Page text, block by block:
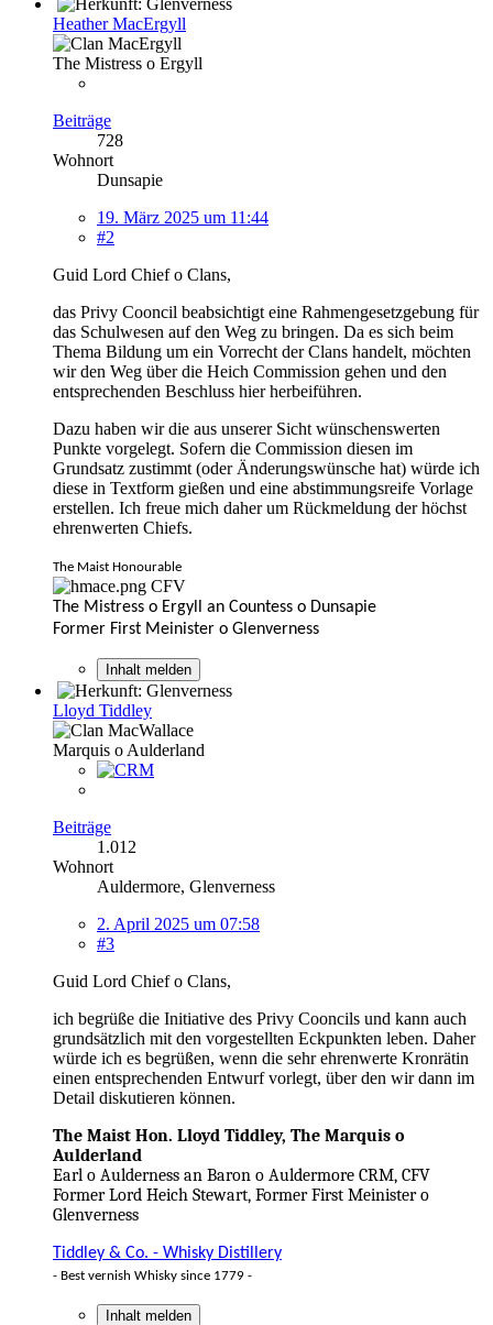
Heather MacErgyll
The Mistress o Ergyll
Beiträge
728
Wohnort
Dunsapie
19. März 2025 um 11:44
#2
Guid Lord Chief o Clans,
das Privy Cooncil beabsichtigt eine Rahmengesetzgebung für
das Schulwesen auf den Weg zu bringen. Da es sich beim
Thema Bildung um ein Vorrecht der Clans handelt, möchten
wir den Weg über die Heich Commission gehen und den
entsprechenden Beschluss hier herbeiführen.
Dazu haben wir die aus unserer Sicht wünschenswerten
Punkte vorgelegt. Sofern die Commission diesen im
Grundsatz zustimmt (oder Änderungswünsche hat) würde ich
diese in Textform gießen und eine abstimmungsreife Vorlage
erstellen. Ich freue mich daher um Rückmeldung der höchst
ehrenwerten Chiefs.
The Maist Honourable
CFV
The Mistress o Ergyll an Countess o Dunsapie
Former First Meinister o Glenverness
Inhalt melden
Lloyd Tiddley
Marquis o Aulderland
Beiträge
1.012
Wohnort
Auldermore, Glenverness
2. April 2025 um 07:58
#3
Guid Lord Chief o Clans,
ich begrüße die Initiative des Privy Cooncils und kann auch
grundsätzlich mit den vorgestellten Eckpunkten leben. Daher
würde ich es begrüßen, wenn die sehr ehrenwerte Kronrätin
einen entsprechenden Entwurf vorlegt, über den wir dann im
Detail diskutieren können.
The Maist Hon. Lloyd Tiddley, The Marquis o
Aulderland
Earl o Aulderness an Baron o Auldermore CRM, CFV
Former Lord Heich Stewart, Former First Meinister o
Glenverness
Tiddley & Co. - Whisky Distillery
- Best vernish Whisky since 1779 -
Inhalt melden